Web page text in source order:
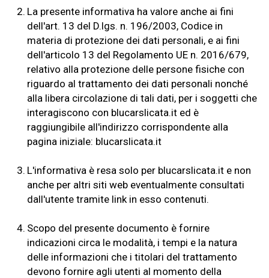
2. La presente informativa ha valore anche ai fini
dell'art. 13 del D.lgs. n. 196/2003, Codice in
materia di protezione dei dati personali, e ai fini
dell'articolo 13 del Regolamento UE n. 2016/679,
relativo alla protezione delle persone fisiche con
riguardo al trattamento dei dati personali nonché
alla libera circolazione di tali dati, per i soggetti che
interagiscono con blucarslicata.it ed è
raggiungibile all'indirizzo corrispondente alla
pagina iniziale: blucarslicata.it
3. L'informativa è resa solo per blucarslicata.it e non
anche per altri siti web eventualmente consultati
dall'utente tramite link in esso contenuti.
4. Scopo del presente documento è fornire
indicazioni circa le modalità, i tempi e la natura
delle informazioni che i titolari del trattamento
devono fornire agli utenti al momento della